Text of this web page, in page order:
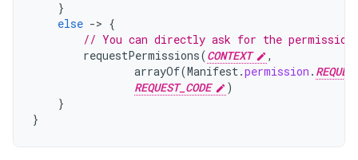
}
else -> {
// You can directly ask for the
requestPermissions(CONTEXT
,
arrayOf(Manifest.permission .
REQUEST_CODE
)
}
}